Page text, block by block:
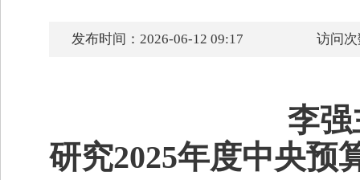
发布时间：2026-06-12 09:17 访问
李强
研究2025年度中央预